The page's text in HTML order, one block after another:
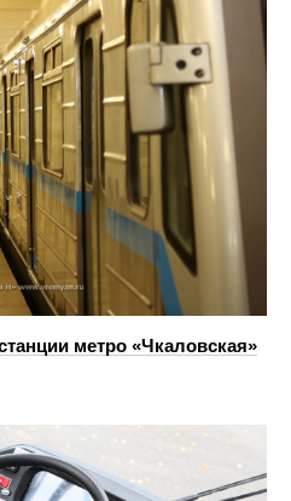
метро «Чкаловская»